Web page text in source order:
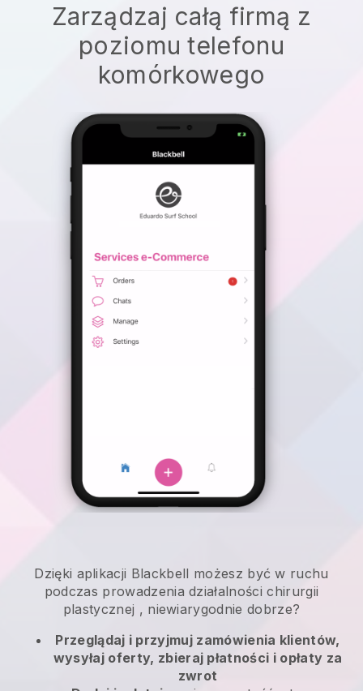
Zarządzaj całą firmą z
poziomu telefonu
komórkowego
Dzięki aplikacji Blackbell możesz być w ruchu
podczas prowadzenia działalności chirurgii
plastycznej , niewiarygodnie dobrze?
Przeglądaj i przyjmuj zamówienia klientów,
wysyłaj oferty, zbieraj płatności i opłaty za
zwrot